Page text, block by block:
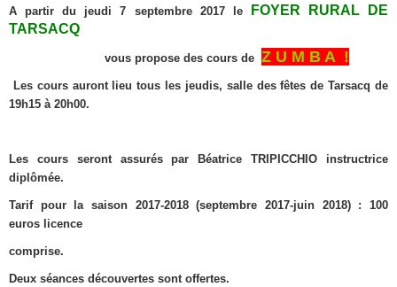
A partir du jeudi 7 septembre 2017 le
FOYER RURAL DE
TARSACQ
vous propose des cours de Z U M B A !
Les cours auront lieu tous les jeudis, salle des fêtes de Tarsacq de
19h15 à 20h00.
Les cours seront assurés par Béatrice TRIPICCHIO instructrice
diplômée.
Tarif pour la saison 2017-2018 (septembre 2017-juin 2018) : 100
euros licence
comprise.
Deux séances découvertes sont offertes.